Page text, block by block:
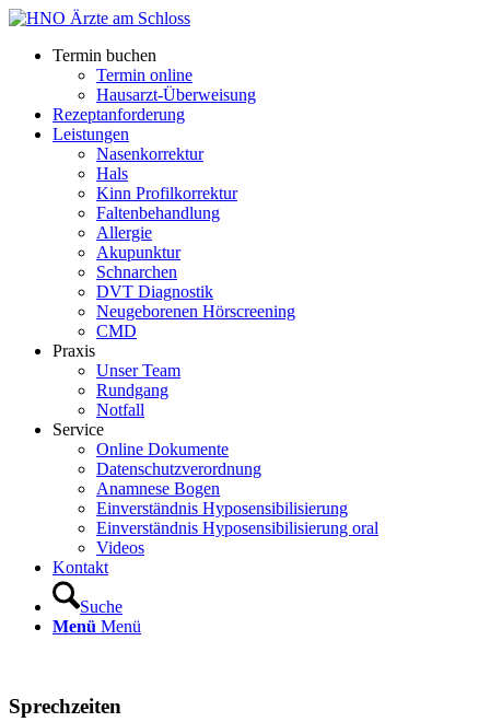
Termin buchen
Termin online
Hausarzt-Überweisung
Rezeptanforderung
Leistungen
Nasenkorrektur
Hals
Kinn Profilkorrektur
Faltenbehandlung
Allergie
Akupunktur
Schnarchen
DVT Diagnostik
Neugeborenen Hörscreening
CMD
Praxis
Unser Team
Rundgang
Notfall
Service
Online Dokumente
Datenschutzverordnung
Anamnese Bogen
Einverständnis Hyposensibilisierung
Einverständnis Hyposensibilisierung oral
Videos
Kontakt
Suche
Menü Menü
Sprechzeiten